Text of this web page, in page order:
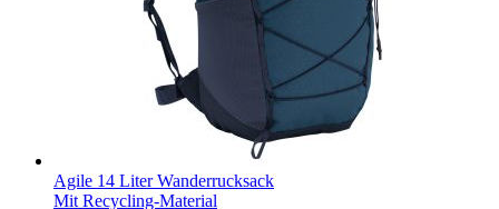
Agile 14 Liter Wanderrucksack
Mit Recycling-Material